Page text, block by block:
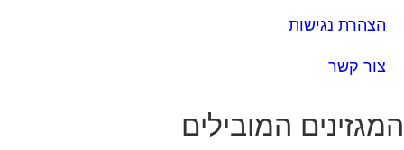
הצהרת נגישות
צור קשר
המובילים